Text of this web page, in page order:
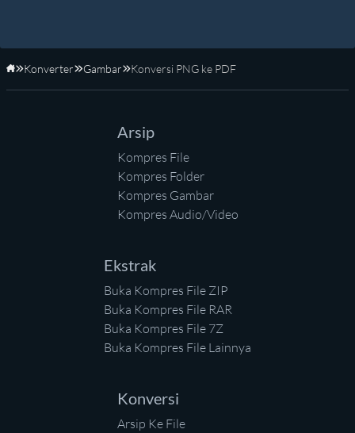
Beranda
Konverter Gambar Konversi PNG ke PDF
Arsip
Kompres File
Kompres Folder
Kompres Gambar
Kompres Audio/Video
Ekstrak
Buka Kompres File ZIP
Buka Kompres File RAR
Buka Kompres File 7Z
Buka Kompres File Lainnya
Konversi
Arsip Ke File